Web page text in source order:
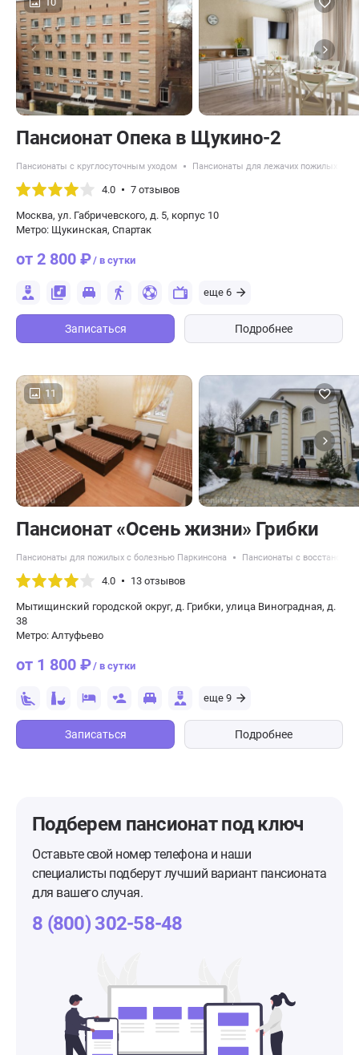
Пансионат Опека в Щукино-2
Пансионаты с круглосуточным уходом Пансионаты для лежачих пожилых
4.0 7 отзывов
Москва, ул. Габричевского, д. 5, корпус 10
Метро: Щукинская, Спартак
от 2 800 ₽/ в сутки
еще 6
Записаться Подробнее
11
Пансионат «Осень жизни» Грибки
Пансионаты для пожилых с болезнью Паркинсона Пансионаты с
4.0 13 отзывов
Мытищинский городской округ, д. Грибки, улица Виноградная, д.
38
Метро: Алтуфьево
от 1 800 ₽/ в сутки
еще 9
Записаться Подробнее
Подберем пансионатпод ключ
Оставьте свой номер телефона и наши
специалисты подберут лучший вариант пансионата
для вашего случая.
8 (800) 302-58-48